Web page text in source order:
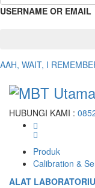
USERNAME OR EMAIL
AAH, WAIT, I
HUBUNGI KAMI :
Produk
Calibration &
ALAT